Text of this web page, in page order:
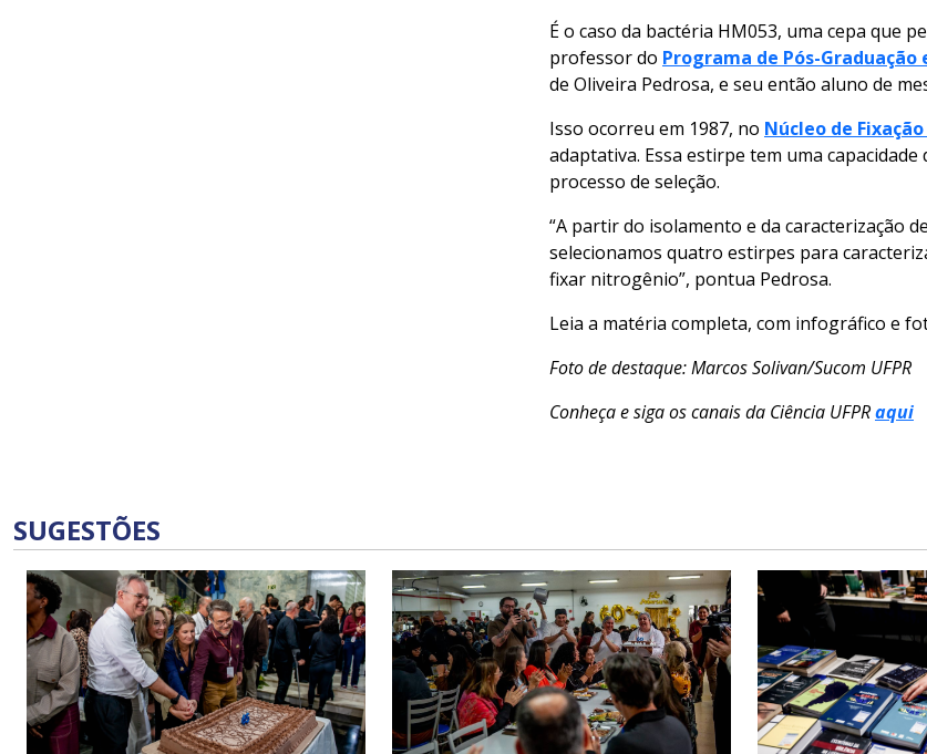
É o caso da bactéria HM053, uma cepa que
professor do Programa de Pós-Graduação
de Oliveira Pedrosa, e seu então aluno de
Isso ocorreu em 1987, no Núcleo de
adaptativa. Essa estirpe tem uma
processo de seleção.
“A partir do isolamento e da caracterização
selecionamos quatro estirpes para
fixar nitrogênio”, pontua Pedrosa.
Leia a matéria completa, com infográfico e
Foto de destaque: Marcos Solivan/Sucom UFPR
Conheça e siga os canais da Ciência UFPRaqui
SUGESTÕES